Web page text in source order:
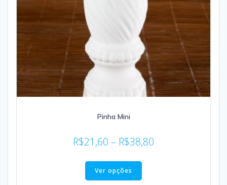
Pinha Mini
R$21,60 – R$38,80
Ver opções